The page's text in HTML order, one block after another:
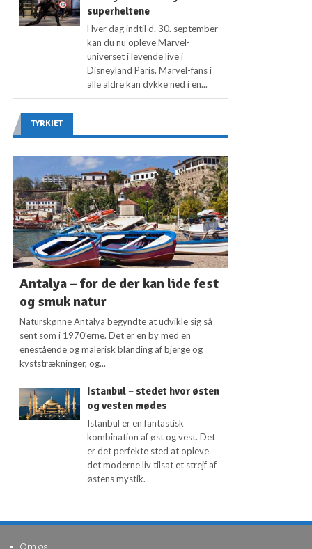
superheltene
Hver dag indtil d. 30. september
kan du nu opleve Marvel-
universet i levende live i
Disneyland Paris. Marvel-fans i
alle aldre kan dykke ned i en...
TYRKIET
Antalya – for de der kan lide fest
og smuk natur
Naturskønne Antalya begyndte at udvikle sig så
sent som i 1970’erne. Det er en by med en
enestående og malerisk blanding af bjerge og
kyststrækninger, og...
Istanbul – stedet hvor østen
og vesten mødes
Istanbul er en fantastisk
kombination af øst og vest. Det
er det perfekte sted at opleve
det moderne liv tilsat et strejf af
østens mystik.
Om os